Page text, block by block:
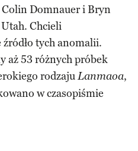
Domnauer i Bryn
Chcieli
tych anomalii.
aż 53 różnych próbek
rodzajuLanmaoa,
w czasopiśmie